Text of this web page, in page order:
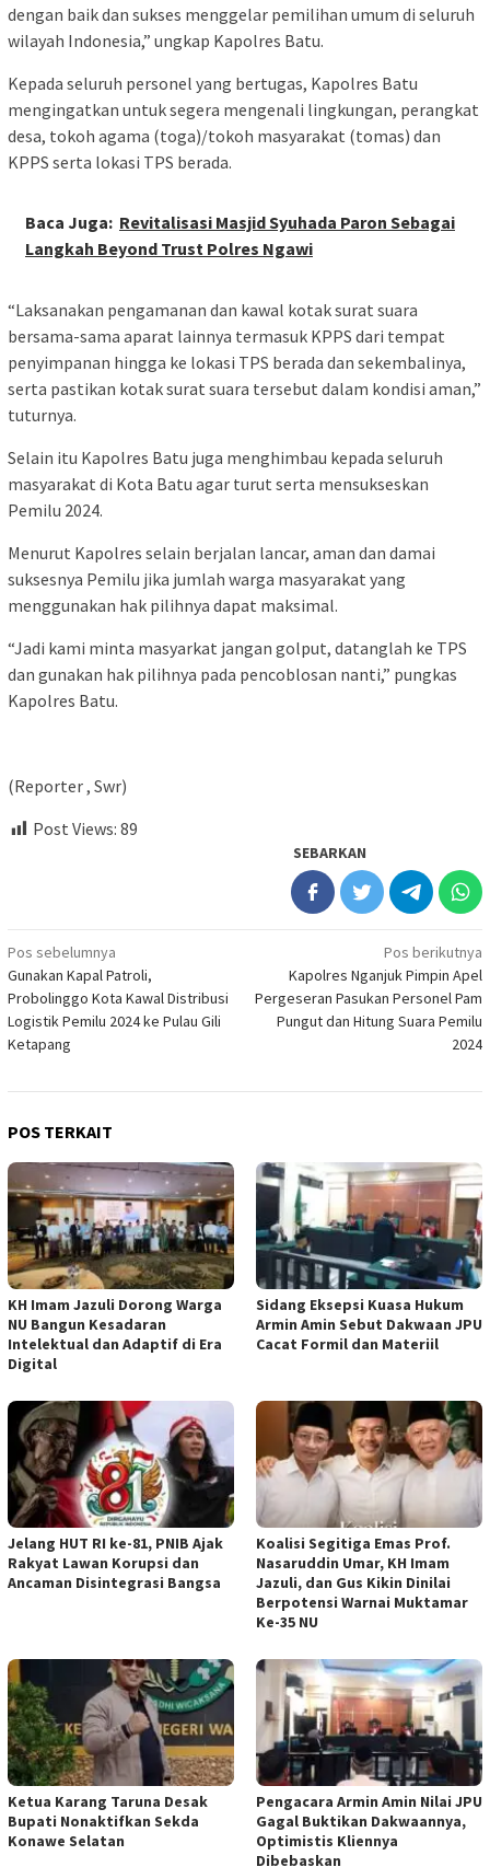
dengan baik dan sukses menggelar pemilihan umum di seluruh
wilayah Indonesia,” ungkap Kapolres Batu.
Kepada seluruh personel yang bertugas, Kapolres Batu
mengingatkan untuk segera mengenali lingkungan, perangkat
desa, tokoh agama (toga)/tokoh masyarakat (tomas) dan
KPPS serta lokasi TPS berada.
Baca Juga: Revitalisasi Masjid Syuhada Paron Sebagai
Langkah Beyond Trust Polres Ngawi
“Laksanakan pengamanan dan kawal kotak surat suara
bersama-sama aparat lainnya termasuk KPPS dari tempat
penyimpanan hingga ke lokasi TPS berada dan sekembalinya,
serta pastikan kotak surat suara tersebut dalam kondisi aman,”
tuturnya.
Selain itu Kapolres Batu juga menghimbau kepada seluruh
masyarakat di Kota Batu agar turut serta mensukseskan
Pemilu 2024.
Menurut Kapolres selain berjalan lancar, aman dan damai
suksesnya Pemilu jika jumlah warga masyarakat yang
menggunakan hak pilihnya dapat maksimal.
“Jadi kami minta masyarkat jangan golput, datanglah ke TPS
dan gunakan hak pilihnya pada pencoblosan nanti,” pungkas
Kapolres Batu.
(Reporter , Swr)
Post Views: 89
SEBARKAN
Navigasi
pos
Pos sebelumnya
Gunakan Kapal Patroli,
Probolinggo Kota Kawal Distribusi
Logistik Pemilu 2024 ke Pulau Gili
Ketapang
Pos berikutnya
Kapolres Nganjuk Pimpin Apel
Pergeseran Pasukan Personel Pam
Pungut dan Hitung Suara Pemilu
2024
POS TERKAIT
KH Imam Jazuli Dorong Warga
NU Bangun Kesadaran
Intelektual dan Adaptif di Era
Digital
‎Sidang Eksepsi Kuasa Hukum
Armin Amin Sebut Dakwaan JPU
Cacat Formil dan Materiil
Jelang HUT RI ke-81, PNIB Ajak
Rakyat Lawan Korupsi dan
Ancaman Disintegrasi Bangsa
Koalisi Segitiga Emas Prof.
Nasaruddin Umar, KH Imam
Jazuli, dan Gus Kikin Dinilai
Berpotensi Warnai Muktamar
Ke-35 NU
Ketua ‎Karang Taruna Desak
Bupati Nonaktifkan Sekda
Konawe Selatan
‎Pengacara Armin Amin Nilai JPU
Gagal Buktikan Dakwaannya,
Optimistis Kliennya
Dibebaskan